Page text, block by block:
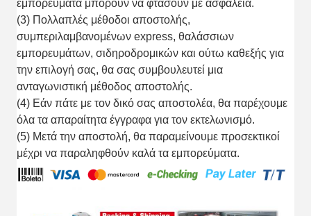
εμπορεύματα μπορούν να φτάσουν με ασφάλεια.
(3) Πολλαπλές μέθοδοι αποστολής,
συμπεριλαμβανομένων express, θαλάσσιων
εμπορευμάτων, σιδηροδρομικών και ούτω καθεξής για
την επιλογή σας, θα σας συμβουλευτεί μια
ανταγωνιστική μέθοδος αποστολής.
(4) Εάν πάτε με τον δικό σας αποστολέα, θα παρέχουμε
όλα τα απαραίτητα έγγραφα για τον εκτελωνισμό.
(5) Μετά την αποστολή, θα παραμείνουμε προσεκτικοί
μέχρι να παραληφθούν καλά τα εμπορεύματα.